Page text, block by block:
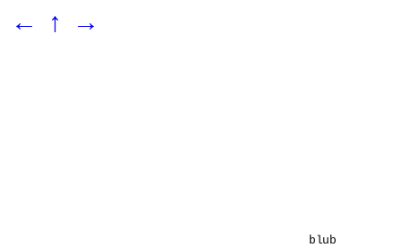
← ↑ →
blub